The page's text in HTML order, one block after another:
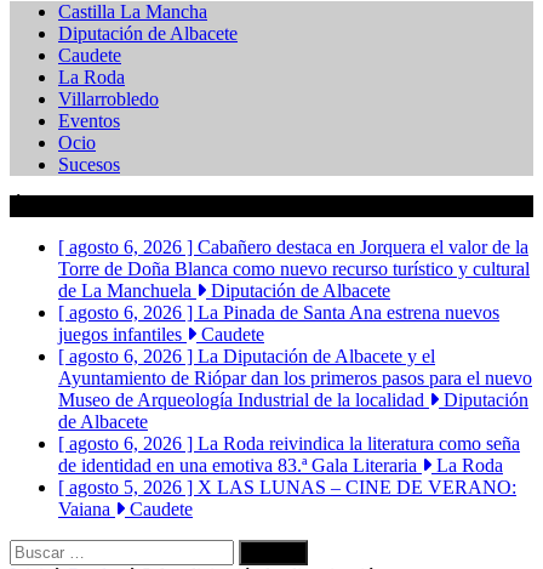
Castilla La Mancha
Diputación de Albacete
Caudete
La Roda
Villarrobledo
Eventos
Ocio
Sucesos
[ agosto 6, 2026 ] Cabañero destaca en Jorquera el valor de la
Torre de Doña Blanca como nuevo recurso turístico y cultural
de La Manchuela
Diputación de Albacete
[ agosto 6, 2026 ] La Pinada de Santa Ana estrena nuevos
juegos infantiles
Caudete
[ agosto 6, 2026 ] La Diputación de Albacete y el
Ayuntamiento de Riópar dan los primeros pasos para el nuevo
Museo de Arqueología Industrial de la localidad
Diputación
de Albacete
[ agosto 6, 2026 ] La Roda reivindica la literatura como seña
de identidad en una emotiva 83.ª Gala Literaria
La Roda
[ agosto 5, 2026 ] X LAS LUNAS – CINE DE VERANO:
Vaiana
Caudete
Buscar: